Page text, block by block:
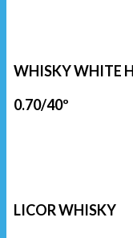
WHISKY WHITE
0.70/40º
LICOR WHISKY